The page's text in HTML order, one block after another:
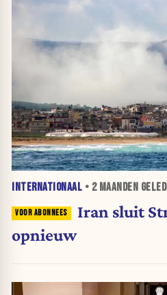
INTERNATIONAAL • 2 MAANDEN
Iran sluit
opnieuw